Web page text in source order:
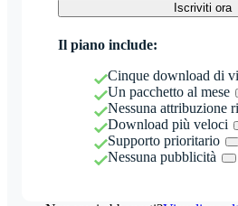
Iscriviti ora
Il piano include:
Cinque download di
Un pacchetto al mese
Nessuna attribuzione
Download più veloci
Supporto prioritario
Nessuna pubblicità